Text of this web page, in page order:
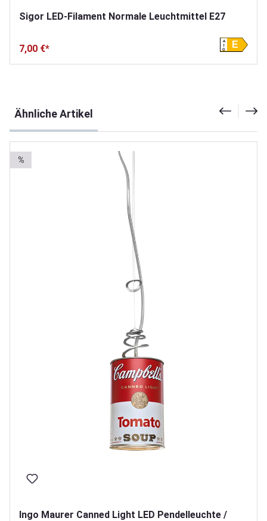
Sigor LED-Filament Normale Leuchtmittel E27
7,00 €* E
A
G
Ähnliche Artikel
%
Ingo Maurer Canned Light LED Pendelleuchte /